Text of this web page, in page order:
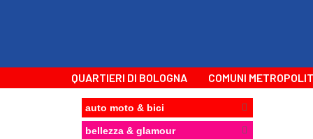
QUARTIERI DI BOLOGNA COMUNI
auto moto & bici
bellezza & glamour